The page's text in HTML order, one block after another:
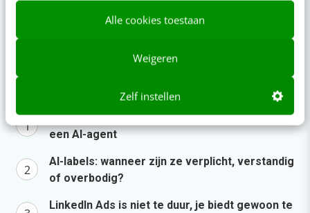
Alle cookies toestaan
Weigeren
Zelf instellen
“Bedrijven die stevig staan in hun waarden
3 min·
Populair
Je ‘sterke merk’ overleeft geen kwartier met
een AI-agent
AI-labels: wanneer zijn ze verplicht, verstandig
of overbodig?
LinkedIn Ads is niet te duur, je biedt gewoon te